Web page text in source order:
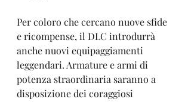
Per coloro che cercano nuove sfide
e ricompense, il DLC introdurrà
anche nuovi equipaggiamenti
leggendari. Armature e armi di
potenza straordinaria saranno a
disposizione dei coraggiosi